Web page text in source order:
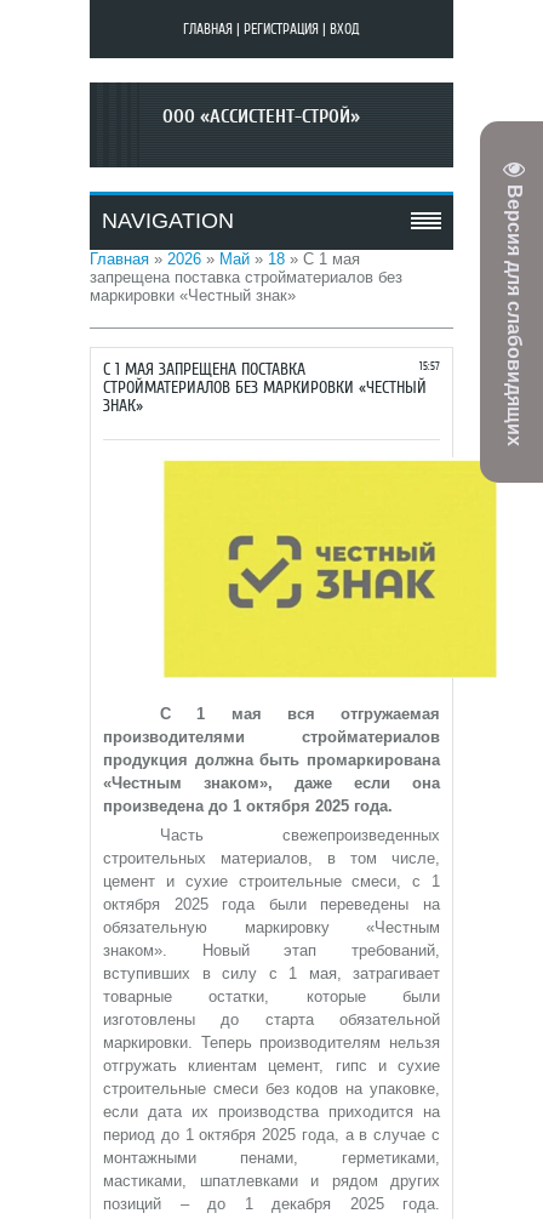
Версия для слабовидящих
ГЛАВНАЯ РЕГИСТРАЦИЯ ВХОД
ООО «АССИСТЕНТ-СТРОЙ»
NAVIGATION
Главная » 2026 » Май » 18 » С 1 мая
запрещена поставка стройматериалов без
маркировки «Честный знак»
15:57
С 1 МАЯ ЗАПРЕЩЕНА ПОСТАВКА
СТРОЙМАТЕРИАЛОВ БЕЗ МАРКИРОВКИ «ЧЕСТНЫЙ
ЗНАК»
С 1 мая вся отгружаемая
производителями стройматериалов
продукция должна быть промаркирована
«Честным знаком», даже если она
произведена до 1 октября 2025 года.
Часть свежепроизведенных
строительных материалов, в том числе,
цемент и сухие строительные смеси, с 1
октября 2025 года были переведены на
обязательную маркировку «Честным
знаком». Новый этап требований,
вступивших в силу с 1 мая, затрагивает
товарные остатки, которые были
изготовлены до старта обязательной
маркировки. Теперь производителям нельзя
отгружать клиентам цемент, гипс и сухие
строительные смеси без кодов на упаковке,
если дата их производства приходится на
период до 1 октября 2025 года, а в случае с
монтажными пенами, герметиками,
мастиками, шпатлевками и рядом других
позиций – до 1 декабря 2025 года.